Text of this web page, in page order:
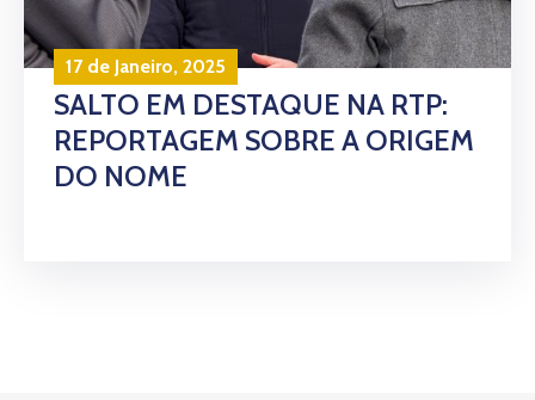
17 de Janeiro, 2025
SALTO EM DESTAQUE NA RTP:
REPORTAGEM SOBRE A ORIGEM
DO NOME